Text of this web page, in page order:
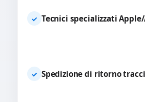
✓ Tecnici specializzati
✓ Spedizione di ritorno